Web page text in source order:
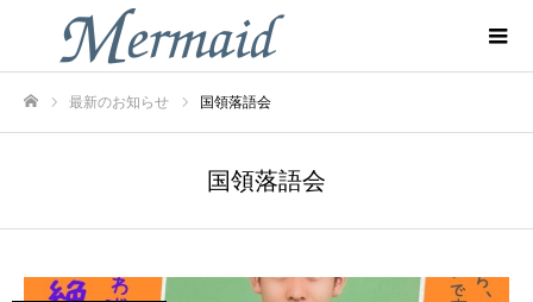
最新のお知らせ 国領落語会
国領落語会